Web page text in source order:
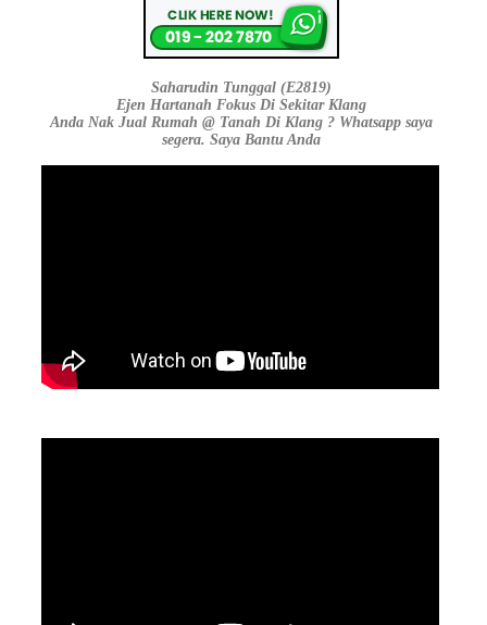
Saharudin Tunggal (E2819)
Ejen Hartanah Fokus Di Sekitar Klang
Anda Nak Jual Rumah @ Tanah Di Klang ? Whatsapp saya
segera. Saya Bantu Anda